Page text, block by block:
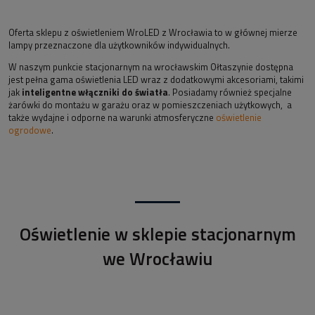
Oferta sklepu z oświetleniem WroLED z Wrocławia to w głównej mierze
lampy przeznaczone dla użytkowników indywidualnych.
W naszym punkcie stacjonarnym na wrocławskim Ołtaszynie dostępna
jest pełna gama oświetlenia LED wraz z dodatkowymi akcesoriami, takimi
jak inteligentne włączniki do światła. Posiadamy również specjalne
żarówki do montażu w garażu oraz w pomieszczeniach użytkowych, a
także wydajne i odporne na warunki atmosferyczne oświetlenie
ogrodowe.
Oświetlenie w sklepie stacjonarnym
we Wrocławiu